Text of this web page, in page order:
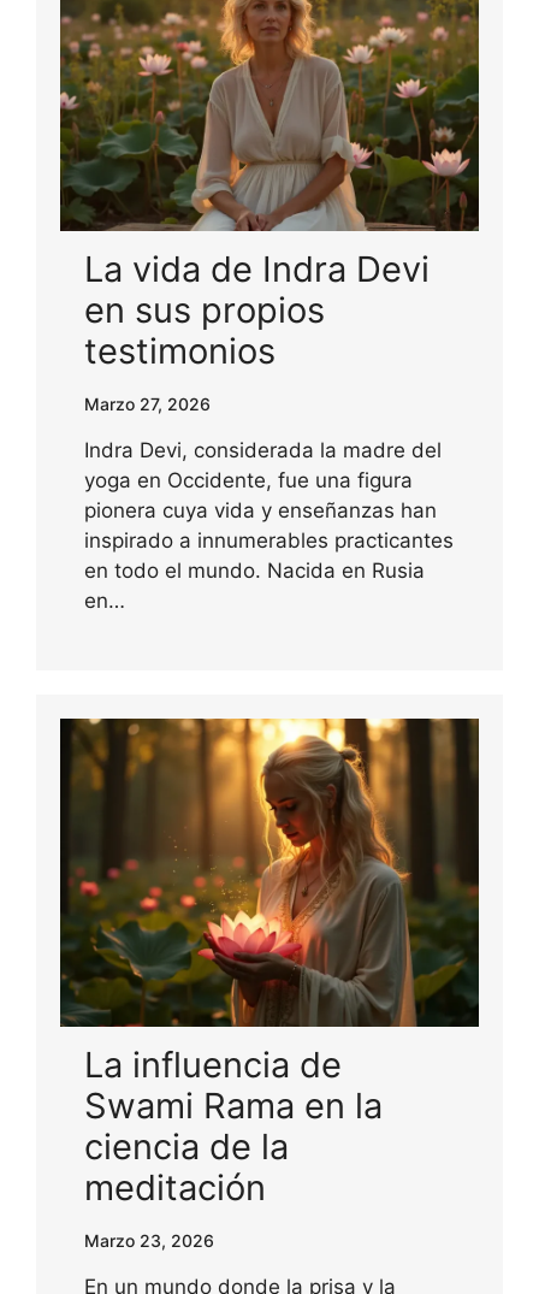
La vida de Indra Devi
en sus propios
testimonios
Marzo 27, 2026
Indra Devi, considerada la madre del
yoga en Occidente, fue una figura
pionera cuya vida y enseñanzas han
inspirado a innumerables practicantes
en todo el mundo. Nacida en Rusia
en…
La influencia de
Swami Rama en la
ciencia de la
meditación
Marzo 23, 2026
En un mundo donde la prisa y la